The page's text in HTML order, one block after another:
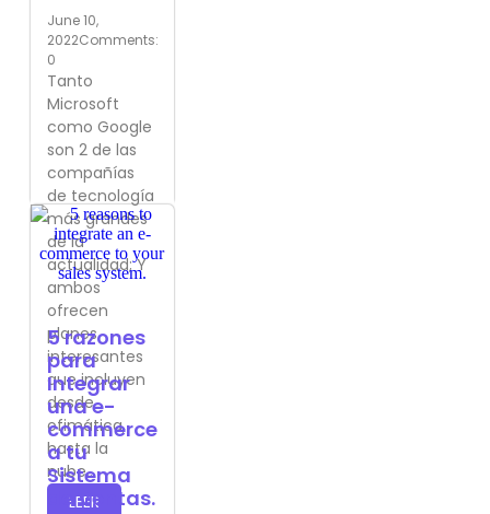
June 10,
2022Comments:
0
Tanto
Microsoft
como Google
son 2 de las
compañías
de tecnología
más grandes
de la
actualidad; Y
ambos
ofrecen
planes
interesantes
que incluyen
desde
ofimática,
hasta la
nube...
LEER
5 razones
para
Integrar
una e-
commerce
a tu
Sistema
de Ventas.